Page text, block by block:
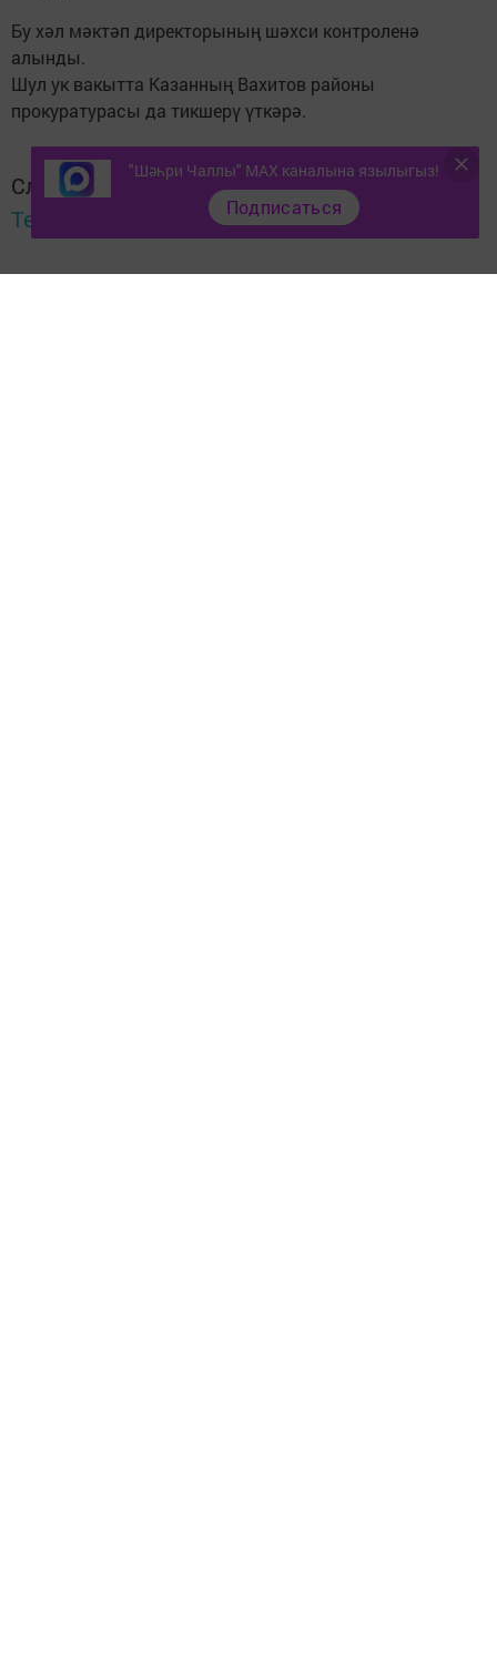
Бу хәл мәктәп директорының шәхси контроленә
алынды.
Шул ук вакытта Казанның Вахитов районы
прокуратурасы да тикшерү үткәрә.
Следите за самым важным и интересным в
Telegram-канале
Татмедиа
"Шәһри Чаллы" MAX каналына язылыгыз!
Подписаться